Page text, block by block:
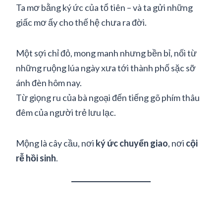
Ta mơ bằng ký ức của tổ tiên – và ta gửi những
giấc mơ ấy cho thế hệ chưa ra đời.
Một sợi chỉ đỏ, mong manh nhưng bền bỉ, nối từ
những ruộng lúa ngày xưa tới thành phố sặc sỡ
ánh đèn hôm nay.
Từ giọng ru của bà ngoại đến tiếng gõ phím thâu
đêm của người trẻ lưu lạc.
Mộng là cây cầu, nơi ký ức chuyển giao, nơi cội
rễ hồi sinh.